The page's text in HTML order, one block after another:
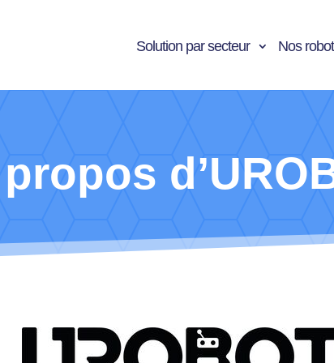
Solution par secteur Nos